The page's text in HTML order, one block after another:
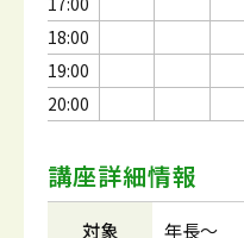
18:00
19:00
20:00
講座詳細情報
対象 年長～